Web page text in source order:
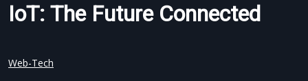
IoT: The Future Connected
Web-Tech